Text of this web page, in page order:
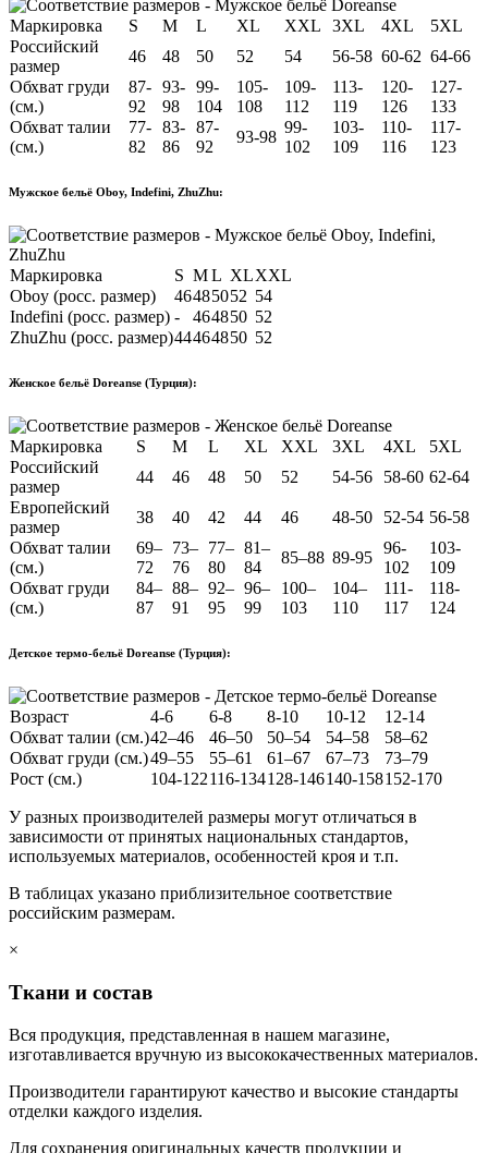
Маркировка S M L XL XXL 3XL 4XL
5XL
Российский
размер
46 48 50 52 54 56-58 60-62 64-66
Обхват груди
(см.)
87-
92
93-
98
99-
104
105-
108
109-
112
113-
119
120-
126
127-
133
Обхват талии
(см.)
77-
82
83-
86
87-
92
93-98
99-
102
103-
109
110-
116
117-
123
Мужское бельё Oboy, Indefini, ZhuZhu:
Маркировка S ML XLXXL
Oboy (росс. размер)
46485052 54
Indefini (росс. размер) - 464850 52
ZhuZhu (росс. размер)44464850 52
Женское бельё Doreanse (Турция):
Маркировка S M L XL XXL 3XL 4XL
5XL
Российский
размер
44 46 48 50 52 54-56 58-60 62-64
Европейский
размер
38 40 42 44 46 48-50 52-54 56-58
Обхват талии
(см.)
69–
72
73–
76
77–
80
81–
84
85–88 89-95
96-
102
103-
109
Обхват груди
(см.)
84–
87
88–
91
92–
95
96–
99
100–
103
104–
110
111-
117
118-
124
Детское термо-бельё Doreanse (Турция):
Возраст 4-6 6-8 8-10 10-12
12-14
Обхват талии (см.)42–46 46–50 50–54 54–58
58–62
Обхват груди (см.)49–55 55–61 61–67 67–73
73–79
Рост (см.)
104-122116-134128-146140-158152-170
У разных производителей размеры могут отличаться в
зависимости от принятых национальных стандартов,
используемых материалов, особенностей кроя и т.п.
В таблицах указано приблизительное соответствие
российским размерам.
×
Ткани и состав
Вся продукция, представленная в нашем магазине,
изготавливается вручную из высококачественных материалов.
Производители гарантируют качество и высокие стандарты
отделки каждого изделия.
Для сохранения оригинальных качеств продукции и